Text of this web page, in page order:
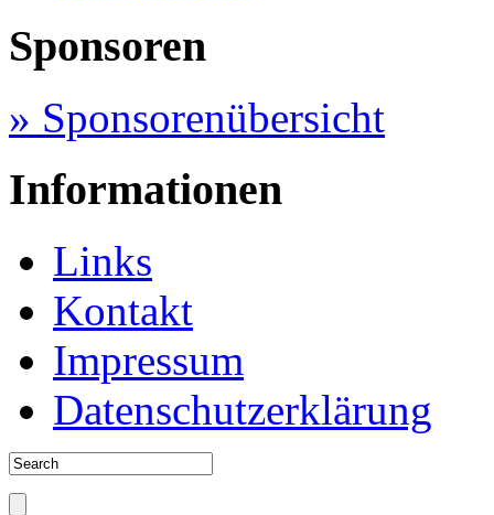
Sponsoren
» Sponsorenübersicht
Informationen
Links
Kontakt
Impressum
Datenschutzerklärung